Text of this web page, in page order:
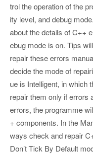
trol the operation of the
ity level, and debug
about the details of C++
ebug mode is on. Tips
repair these errors
decide the mode of
ue is Intelligent, in which
repair them only if errors
errors, the programme
+ components. In the
ways check and repair
Don’t Tick By Default